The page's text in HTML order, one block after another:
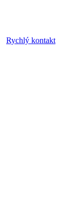
Rychlý kontakt